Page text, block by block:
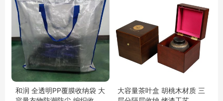
和润 全透明PP覆膜收纳袋 大
大容量茶叶盒 胡桃木材质 三